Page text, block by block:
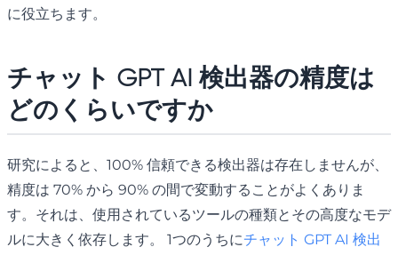
に役立ちます。
チャット GPT AI 検出器の精度は
どのくらいですか
研究によると、100% 信頼できる検出器は存在しませんが、
精度は 70% から 90% の間で変動することがよくありま
す。それは、使用されているツールの種類とその高度なモデ
ルに大きく依存します。 1つのうちにチャット GPT AI 検出